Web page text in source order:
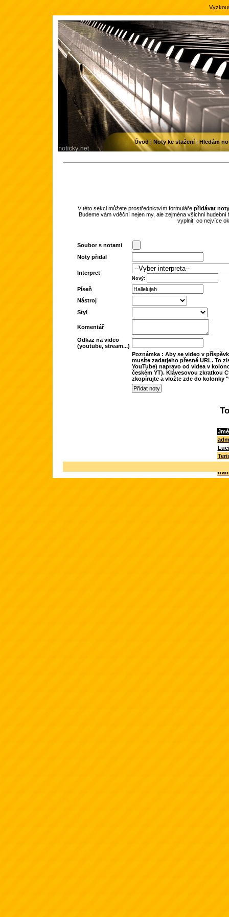
V této sekci můžete prostřednictvím formuláře přidávat noty
Budeme vám vděční nejen my, ale zejména všichni
vyplnit, co nejvíce
Soubor s notami
Noty přidal
Interpret
Nový:
Píseň
Nástroj
Styl
Komentář
Odkaz na video
(youtube, stream...)
Poznámka : Aby se video v
musíte zadatjeho přesné URL. To
YouTube) napravo od videa v
českém YT). Klávesovou zkratkou
zkopírujte a vložte zde do kolonky
Úvod | Noty ke stažení| Hledám